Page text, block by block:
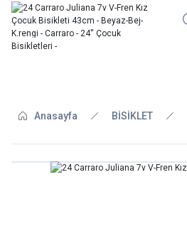
Anasayfa BİSİKLET